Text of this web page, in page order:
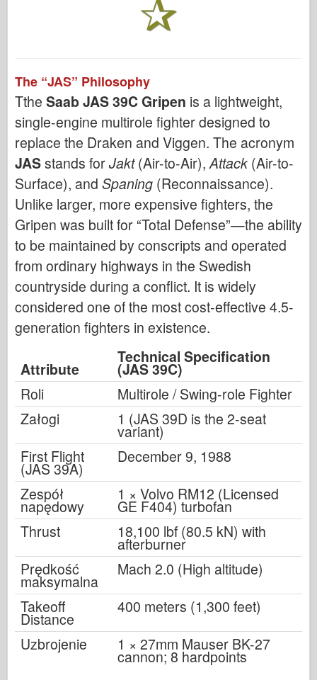
The “JAS” Philosophy
Tthe Saab JAS 39C Gripen is a lightweight,
single-engine multirole fighter designed to
replace the Draken and Viggen. The acronym
JASstands forJakt (Air-to-Air), Attack (Air-to-
Surface), and Spaning (Reconnaissance).
Unlike larger, more expensive fighters, the
Gripen was built for “Total Defense”—the ability
to be maintained by conscripts and operated
from ordinary highways in the Swedish
countryside during a conflict. It is widely
considered one of the most cost-effective 4.5-
generation fighters in existence.
Attribute
Technical Specification
(JAS 39C)
Roli
Multirole / Swing-role Fighter
Załogi
1 (JAS 39D is the 2-seat
variant)
First Flight
(JAS 39A)
December 9, 1988
Zespół
napędowy
1 × Volvo RM12 (Licensed
GE F404) turbofan
Thrust
18,100 lbf (80.5 kN) with
afterburner
Prędkość
maksymalna
Mach 2.0 (High altitude)
Takeoff
Distance
400 meters (1,300 feet)
Uzbrojenie
1 × 27mm Mauser BK-27
cannon; 8 hardpoints